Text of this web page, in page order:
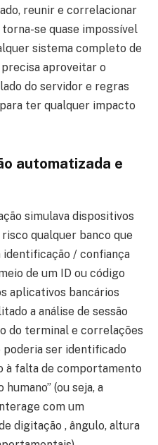
reunir e correlacionar
se quase impossível
sistema completo de
aproveitar o
do servidor e regras
ter qualquer impacto
automatizada e
simulava dispositivos
qualquer banco que
identificação / confiança
de um ID ou código
aplicativos bancários
a análise de sessão
do terminal e correlações
poderia ser identificado
à falta de comportamento
(ou seja, a
com um
digitação , ângulo, altura